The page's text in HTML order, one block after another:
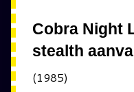
Cobra Night
stealth
(1985)